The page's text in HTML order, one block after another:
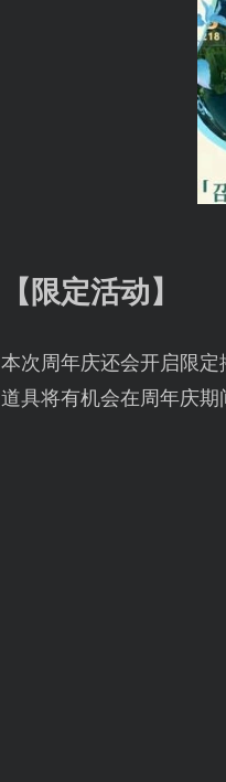
【限定活动】
本次周年庆还会开启限
道具将有机会在周年庆期